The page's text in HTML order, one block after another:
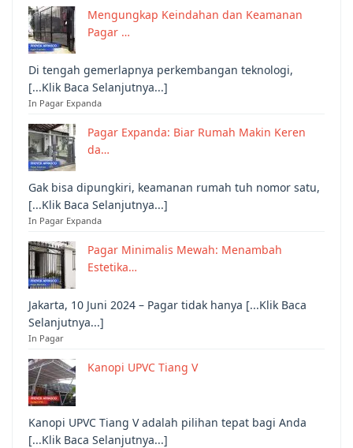
Mengungkap Keindahan dan Keamanan
Pagar …
Di tengah gemerlapnya perkembangan teknologi,
[...Klik Baca Selanjutnya...]
In Pagar Expanda
Pagar Expanda: Biar Rumah Makin Keren
da…
Gak bisa dipungkiri, keamanan rumah tuh nomor satu,
[...Klik Baca Selanjutnya...]
In Pagar Expanda
Pagar Minimalis Mewah: Menambah
Estetika…
Jakarta, 10 Juni 2024 – Pagar tidak hanya [...Klik Baca
Selanjutnya...]
In Pagar
Kanopi UPVC Tiang V
Kanopi UPVC Tiang V adalah pilihan tepat bagi Anda
[...Klik Baca Selanjutnya...]